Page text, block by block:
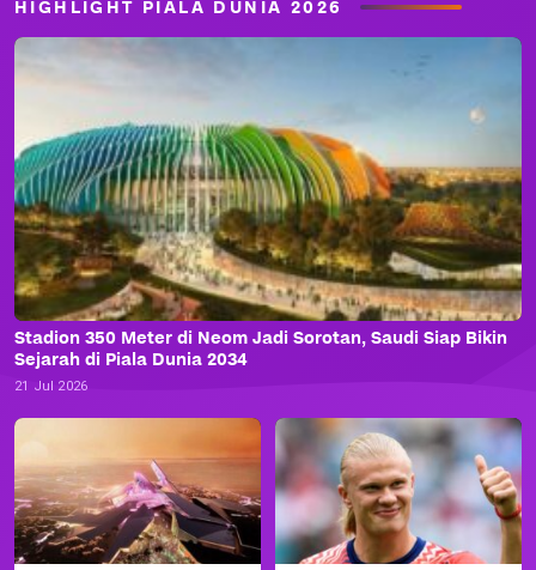
HIGHLIGHT PIALA DUNIA 2026
Stadion 350 Meter di Neom Jadi Sorotan, Saudi Siap Bikin
Sejarah di Piala Dunia 2034
21 Jul 2026